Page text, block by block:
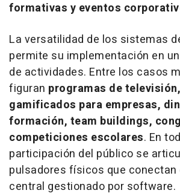
formativas y eventos
La versatilidad de los sistemas
permite su implementación en
de actividades. Entre los casos
figuran programas de
gamificados para empresas,
formación, team buildings,
competiciones escolares. En
participación del público se
pulsadores físicos que
central gestionado por software.